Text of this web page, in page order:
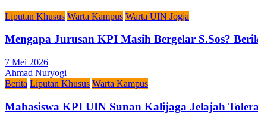
Liputan Khusus Warta Kampus Warta UIN Jogja
Mengapa Jurusan KPI Masih Bergelar S.Sos?
7 Mei 2026
Ahmad Nuryogi
Berita Liputan Khusus Warta Kampus
Mahasiswa KPI UIN Sunan Kalijaga Jelajah